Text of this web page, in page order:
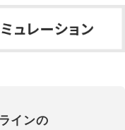
インの